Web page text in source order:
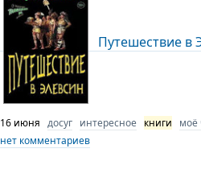
Путешествие в
16 июня досуг интересное книги
моё
нет комментариев